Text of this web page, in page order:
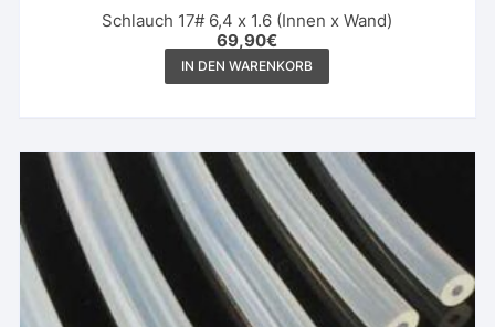
Schlauch 17# 6,4 x 1.6 (Innen x Wand)
69,90€
IN DEN WARENKORB